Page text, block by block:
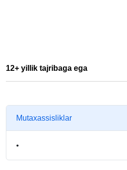
12+ yillik tajribaga ega
Mutaxassisliklar
•